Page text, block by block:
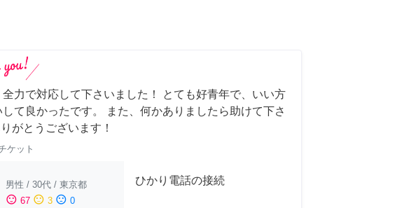
全力で対応して下さいました！ とても好青年で、いい方
して良かったです。 また、何かありましたら助けて下さ
がとうございます！
ケット
男性 / 30代 / 東京都
sentiment_satisfied 67 sentiment_neutral 3 sentiment_dissatisfied 0
ひかり電話の接続